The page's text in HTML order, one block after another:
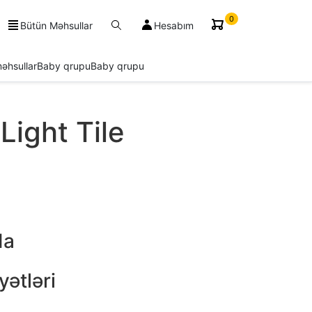
Bütün Məhsullar Hesabım
0
Baby qrupuBaby qrupu
Tile